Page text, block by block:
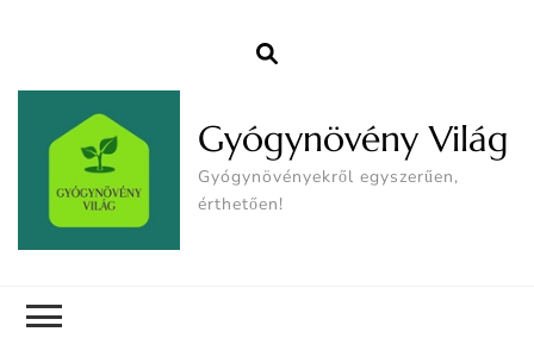
Gyógynövény Világ
Gyógynövényekről egyszerűen,
érthetően!